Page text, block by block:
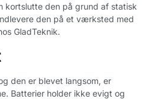
kortslutte den på grund af statisk
den på et værksted med
GladTeknik.
den er blevet langsom, er
Batterier holder ikke evigt og